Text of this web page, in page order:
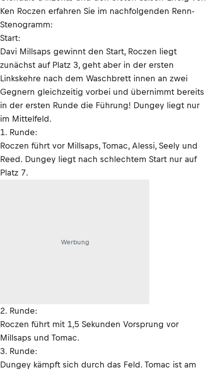
Ken Roczen erfahren Sie im nachfolgenden Renn-
Stenogramm:
Start:
Davi Millsaps gewinnt den Start, Roczen liegt
zunächst auf Platz 3, geht aber in der ersten
Linkskehre nach dem Waschbrett innen an zwei
Gegnern gleichzeitig vorbei und übernimmt bereits
in der ersten Runde die Führung! Dungey liegt nur
im Mittelfeld.
1. Runde:
Roczen führt vor Millsaps, Tomac, Alessi, Seely und
Reed. Dungey liegt nach schlechtem Start nur auf
Platz 7.
Werbung
2. Runde:
Roczen führt mit 1,5 Sekunden Vorsprung vor
Millsaps und Tomac.
3. Runde:
Dungey kämpft sich durch das Feld. Tomac ist am